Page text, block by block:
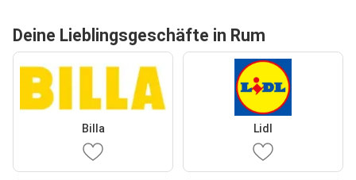
Deine Lieblingsgeschäfte in Rum
Billa Lidl